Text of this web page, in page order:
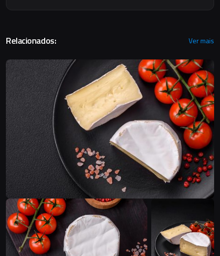
Relacionados: Ver mais